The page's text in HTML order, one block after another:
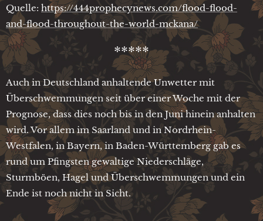
Quelle: https://444prophecynews.com/flood-flood-
and-flood-throughout-the-world-mckana/
*****
Auch in Deutschland anhaltende Unwetter mit
Überschwemmungen seit über einer Woche mit der
Prognose, dass dies noch bis in den Juni hinein anhalten
wird. Vor allem im Saarland und in Nordrhein-
Westfalen, in Bayern, in Baden-Württemberg gab es
rund um Pfingsten gewaltige Niederschläge,
Sturmböen, Hagel und Überschwemmungen und ein
Ende ist noch nicht in Sicht.